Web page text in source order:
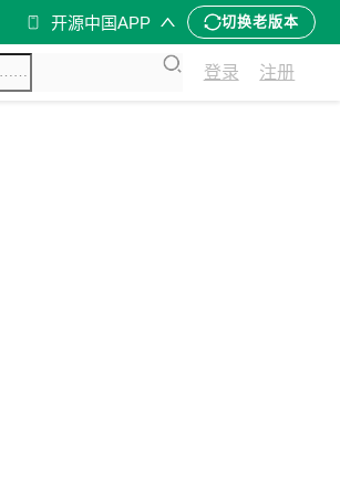
开源中国APP 切换老版本
登录 注册